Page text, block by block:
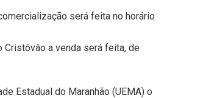
será feita no horário
Cristóvão a venda será feita, de
Estadual do Maranhão (UEMA) o